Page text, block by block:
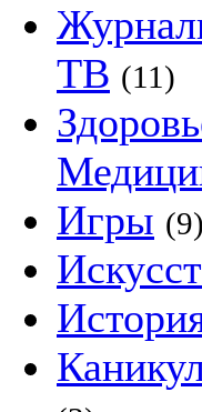
ТВ (11)
Игры (9)